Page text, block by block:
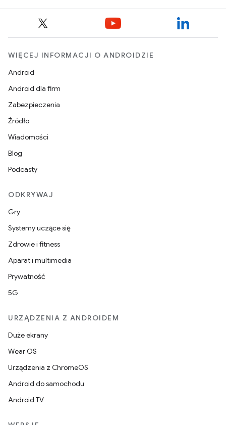
WIĘCEJ INFORMACJI O ANDROIDZIE
Android
Android dla firm
Zabezpieczenia
Źródło
Wiadomości
Blog
Podcasty
ODKRYWAJ
Gry
Systemy uczące się
Zdrowie i fitness
Aparat i multimedia
Prywatność
5G
URZĄDZENIA Z ANDROIDEM
Duże ekrany
Wear OS
Urządzenia z ChromeOS
Android do samochodu
Android TV